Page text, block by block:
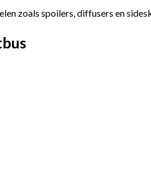
zoals spoilers, diffusers en